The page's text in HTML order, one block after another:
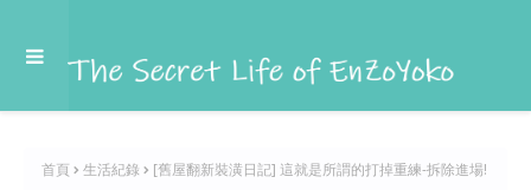
首頁 生活紀錄 [舊屋翻新裝潢日記] 這就是所謂的打掉重練-拆除進場!